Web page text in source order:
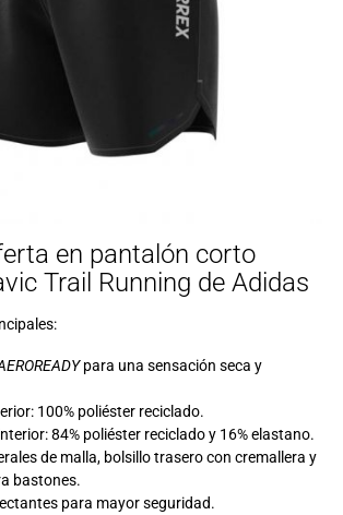
en pantalón corto
Trail Running de Adidas
para una sensación seca y
100% poliéster reciclado.
84% poliéster reciclado y 16% elastano.
de malla, bolsillo trasero con cremallera y
bastones.
para mayor seguridad.